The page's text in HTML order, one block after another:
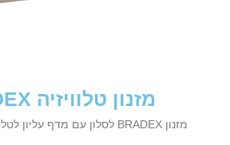
מזנון טלוויזיה BRADEX
מזנון BRADEX לסלון עם מדף עליון לטלוויזיה ושתי מגירות